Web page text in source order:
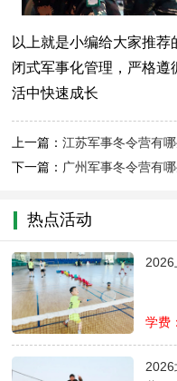
以上就是小编给大家推
闭式军事化管理，严格遵
活中快速成长
上一篇：江苏军事冬令营有哪
下一篇： 广州军事冬令营有
热点活动
2026
学费：
2026